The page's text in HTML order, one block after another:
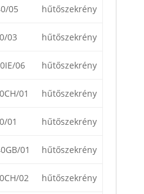
05 hűtőszekrény
03 hűtőszekrény
06 hűtőszekrény
01 hűtőszekrény
01 hűtőszekrény
01 hűtőszekrény
02 hűtőszekrény